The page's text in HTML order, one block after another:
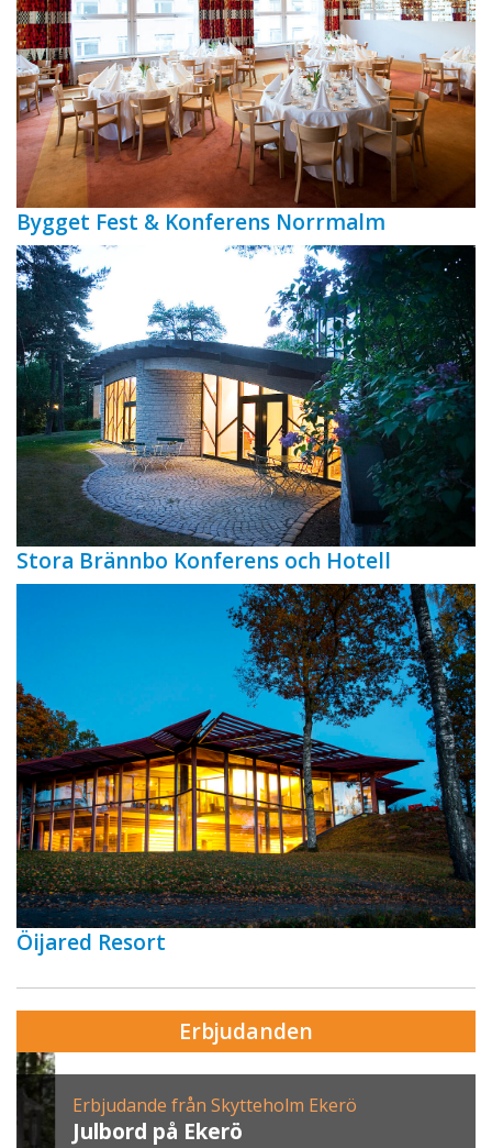
Bygget Fest & Konferens Norrmalm
Stora Brännbo Konferens och Hotell
Öijared Resort
Erbjudanden
Erbjudande från Skytteholm Ekerö
Julbord på Ekerö